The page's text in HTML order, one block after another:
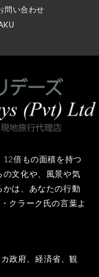
問い合わせ
12倍もの面積を持つ
の文化や、風景や気
は、あなたの行動
ラーク氏の言葉よ
政府、経済省、観